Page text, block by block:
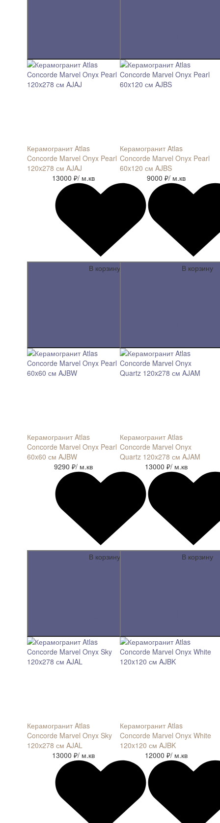
Керамогранит Atlas
Concorde Marvel Onyx Pearl
120x278 см AJAJ
13000 ₽/ м.кв
В корзину
Керамогранит Atlas
Concorde Marvel Onyx Pearl
60x120 см AJBS
9000 ₽/ м.кв
В корзину
Керамогранит Atlas
Concorde Marvel Onyx Pearl
60x60 см AJBW
9290 ₽/ м.кв
В корзину
Керамогранит Atlas
Concorde Marvel Onyx
Quartz 120x278 см AJAM
13000 ₽/ м.кв
В корзину
Керамогранит Atlas
Concorde Marvel Onyx Sky
120x278 см AJAL
13000 ₽/ м.кв
Керамогранит Atlas
Concorde Marvel Onyx White
120x120 см AJBK
12000 ₽/ м.кв